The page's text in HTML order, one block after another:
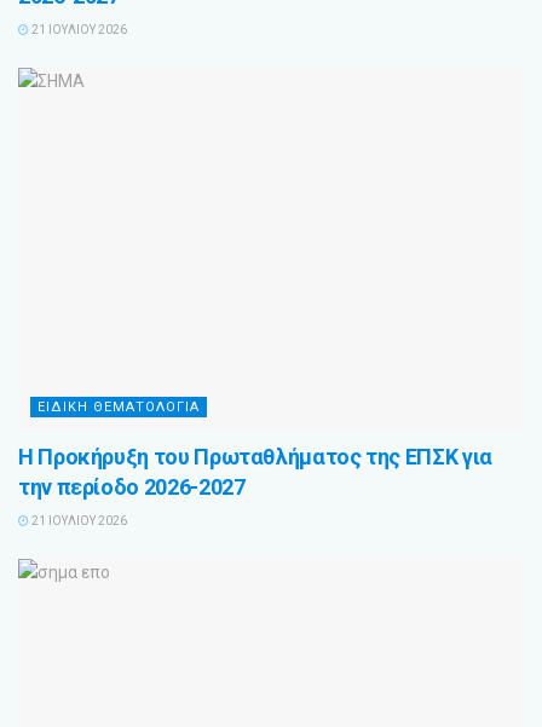
21 ΙΟΥΛΊΟΥ 2026
ΕΙΔΙΚΗ ΘΕΜΑΤΟΛΟΓΙΑ
Η Προκήρυξη του Πρωταθλήματος της ΕΠΣΚ για
την περίοδο 2026-2027
21 ΙΟΥΛΊΟΥ 2026